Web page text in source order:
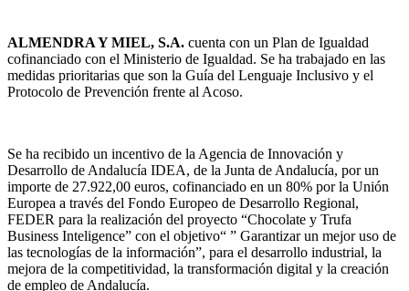
ALMENDRA Y MIEL, S.A. cuenta con un Plan de Igualdad
cofinanciado con el Ministerio de Igualdad. Se ha trabajado en las
medidas prioritarias que son la Guía del Lenguaje Inclusivo y el
Protocolo de Prevención frente al Acoso.
Se ha recibido un incentivo de la Agencia de Innovación y
Desarrollo de Andalucía IDEA, de la Junta de Andalucía, por un
importe de 27.922,00 euros, cofinanciado en un 80% por la Unión
Europea a través del Fondo Europeo de Desarrollo Regional,
FEDER para la realización del proyecto “Chocolate y Trufa
Business Inteligence” con el objetivo“ ” Garantizar un mejor uso de
las tecnologías de la información”, para el desarrollo industrial, la
mejora de la competitividad, la transformación digital y la creación
de empleo de Andalucía.